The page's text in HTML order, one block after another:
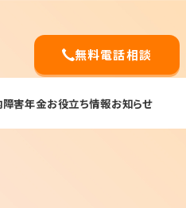
無料電話相談
障害年金お役立ち情報お知らせ